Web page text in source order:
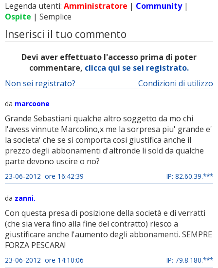
Legenda utenti: Amministratore | Community|
Ospite | Semplice
Inserisci il tuo commento
Devi aver effettuato l'accesso prima di poter
commentare, clicca qui se sei registrato.
Condizioni di utilizzo
Non sei registrato?
da marcoone
Grande Sebastiani qualche altro soggetto da mo chi
l'avess vinnute Marcolino,x me la sorpresa piu' grande e'
la societa' che se si comporta cosi giustifica anche il
prezzo degli abbonamenti d'altronde li sold da qualche
parte devono uscire o no?
23-06-2012 ore 16:42:39 IP: 82.60.39.***
da zanni.
Con questa presa di posizione della società e di verratti
(che sia vera fino alla fine del contratto) riesco a
giustificare anche l'aumento degli abbonamenti. SEMPRE
FORZA PESCARA!
23-06-2012 ore 14:10:06 IP: 79.8.180.***